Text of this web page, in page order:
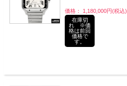
価格： 1,180,000円(税込)
在庫切
れ ※価
格は前回
価格で
す。